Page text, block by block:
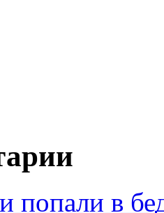
попали в